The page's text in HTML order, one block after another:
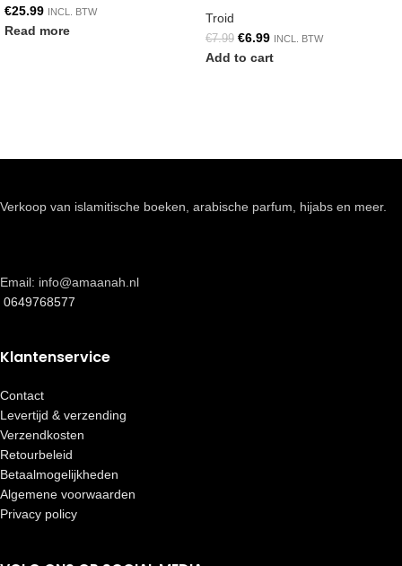
€25.99 INCL. BTW
Read more
Troid
€7.99 €6.99 INCL. BTW
Add to cart
Verkoop van islamitische boeken, arabische parfum, hijabs en meer.
Email: info@amaanah.nl
0649768577
Klantenservice
Contact
Levertijd & verzending
Verzendkosten
Retourbeleid
Betaalmogelijkheden
Algemene voorwaarden
Privacy policy